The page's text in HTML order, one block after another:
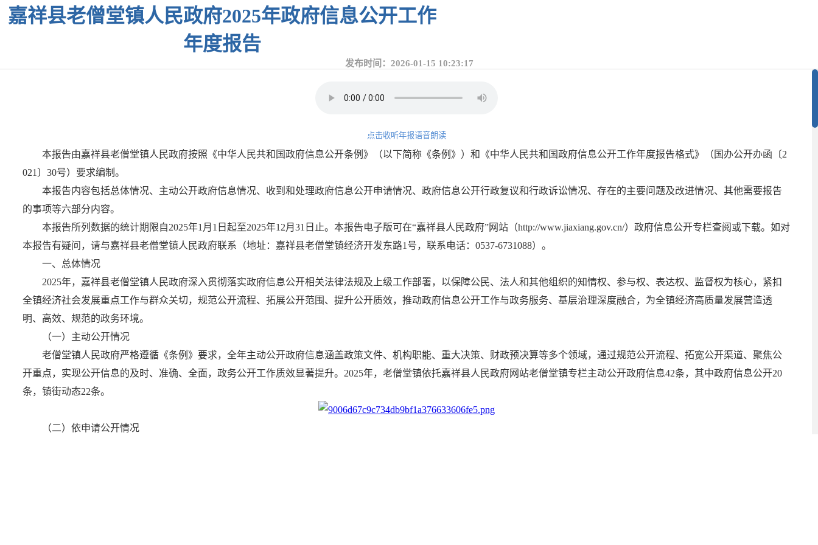
嘉祥县老僧堂镇人民政府2025年政府信息公开工作
年度报告
发布时间：2026-01-15 10:23:17
点击收听年报语音朗读
本报告由嘉祥县老僧堂镇人民政府按照《中华人民共和国政府信息公开条例》（以下简称《条例》）和《中华人民共和国政府信息公开工作年度报告格式》（国办公开办函〔2
021〕30号）要求编制。
本报告内容包括总体情况、主动公开政府信息情况、收到和处理政府信息公开申请情况、政府信息公开行政复议和行政诉讼情况、存在的主要问题及改进情况、其他需要报告
的事项等六部分内容。
本报告所列数据的统计期限自2025年1月1日起至2025年12月31日止。本报告电子版可在“嘉祥县人民政府”网站（http://www.jiaxiang.gov.cn/）政府信息公开专栏查阅或下载。如对
本报告有疑问，请与嘉祥县老僧堂镇人民政府联系（地址：嘉祥县老僧堂镇经济开发东路1号，联系电话：0537-6731088）。
一、总体情况
2025年，嘉祥县老僧堂镇人民政府深入贯彻落实政府信息公开相关法律法规及上级工作部署，以保障公民、法人和其他组织的知情权、参与权、表达权、监督权为核心，紧扣
全镇经济社会发展重点工作与群众关切，规范公开流程、拓展公开范围、提升公开质效，推动政府信息公开工作与政务服务、基层治理深度融合，为全镇经济高质量发展营造透
明、高效、规范的政务环境。
（一）主动公开情况
老僧堂镇人民政府严格遵循《条例》要求，全年主动公开政府信息涵盖政策文件、机构职能、重大决策、财政预决算等多个领域，通过规范公开流程、拓宽公开渠道、聚焦公
开重点，实现公开信息的及时、准确、全面，政务公开工作质效显著提升。2025年，老僧堂镇依托嘉祥县人民政府网站老僧堂镇专栏主动公开政府信息42条，其中政府信息公开20
条，镇街动态22条。
（二）依申请公开情况